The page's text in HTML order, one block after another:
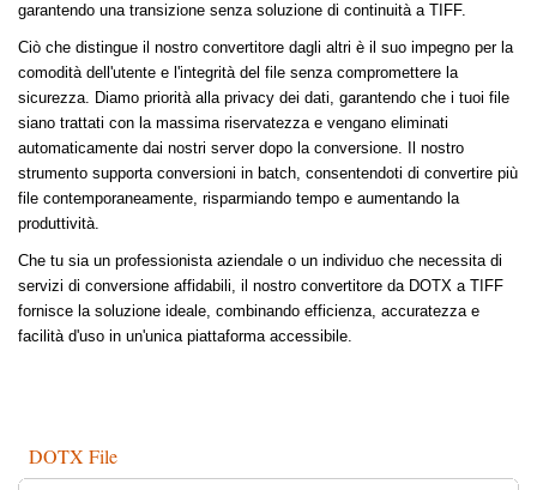
garantendo una transizione senza soluzione di continuità a TIFF.
Ciò che distingue il nostro convertitore dagli altri è il suo impegno per la
comodità dell'utente e l'integrità del file senza compromettere la
sicurezza. Diamo priorità alla privacy dei dati, garantendo che i tuoi file
siano trattati con la massima riservatezza e vengano eliminati
automaticamente dai nostri server dopo la conversione. Il nostro
strumento supporta conversioni in batch, consentendoti di convertire più
file contemporaneamente, risparmiando tempo e aumentando la
produttività.
Che tu sia un professionista aziendale o un individuo che necessita di
servizi di conversione affidabili, il nostro convertitore da DOTX a TIFF
fornisce la soluzione ideale, combinando efficienza, accuratezza e
facilità d'uso in un'unica piattaforma accessibile.
DOTX File